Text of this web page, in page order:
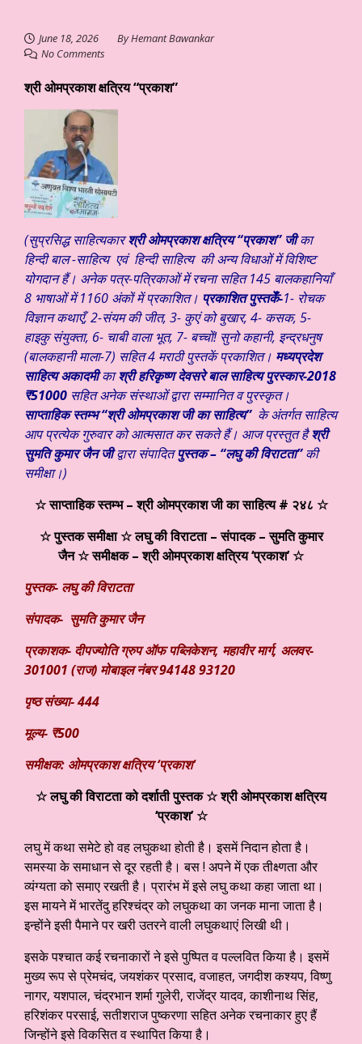
June 18, 2026 ByHemant Bawankar
No Comments
श्री ओमप्रकाश क्षत्रिय “प्रकाश”
(सुप्रसिद्ध साहित्यकारश्री ओमप्रकाश क्षत्रिय “प्रकाश” जी का
हिन्दी बाल -साहित्य एवं हिन्दी साहित्य की अन्य विधाओं में विशिष्ट
योगदान हैं। अनेक पत्र-पत्रिकाओं में रचना सहित 145 बालकहानियाँ
8 भाषाओं में 1160 अंकों में प्रकाशित। प्रकाशित पुस्तकेँ-1- रोचक
विज्ञान कथाएँ, 2-संयम की जीत, 3- कुएं को बुखार, 4- कसक, 5-
हाइकु संयुक्ता, 6- चाबी वाला भूत, 7- बच्चों! सुनो कहानी, इन्द्रधनुष
(बालकहानी माला-7) सहित 4 मराठी पुस्तकें प्रकाशित। मध्यप्रदेश
साहित्य अकादमीकाश्री हरिकृष्ण देवसरे बाल साहित्य पुरस्कार-2018
₹51000 सहित अनेक संस्थाओं द्वारा सम्मानित व पुरस्कृत।
साप्ताहिक स्तम्भ “श्री ओमप्रकाश जी का साहित्य” के अंतर्गत साहित्य
आप प्रत्येक गुरुवार को आत्मसात कर सकते हैं। आज प्रस्तुत हैश्री
सुमति कुमार जैन जीद्वारा संपादितपुस्तक – “लघु की विराटता”की
समीक्षा।)
☆ साप्ताहिक स्तम्भ – श्री ओमप्रकाश जी का साहित्य # २४८ ☆
☆ पुस्तक समीक्षा ☆लघु की विराटता – संपादक – सुमति कुमार
जैन☆ समीक्षक – श्री ओमप्रकाश क्षत्रिय ‘प्रकाश’☆
पुस्तक- लघु की विराटता
संपादक- सुमति कुमार जैन
प्रकाशक- दीपज्योति ग्रुप ऑफ पब्लिकेशन, महावीर मार्ग, अलवर-
301001 (राज) मोबाइल नंबर 94148 93120
पृष्ठ संख्या- 444
मूल्य- ₹500
समीक्षक: ओमप्रकाश क्षत्रिय‘प्रकाश‘
☆ लघु की विराटता को दर्शाती पुस्तक ☆ श्री ओमप्रकाश क्षत्रिय
‘प्रकाश’ ☆
लघु में कथा समेटे हो वह लघुकथा होती है। इसमें निदान होता है।
समस्या के समाधान से दूर रहती है। बस ! अपने में एक तीक्ष्णता और
व्यंग्यता को समाए रखती है। प्रारंभ में इसे लघु कथा कहा जाता था।
इस मायने में भारतेंदु हरिश्चंद्र को लघुकथा का जनक माना जाता है।
इन्होंने इसी पैमाने पर खरी उतरने वाली लघुकथाएं लिखी थी।
इसके पश्चात कई रचनाकारों ने इसे पुष्पित व पल्लवित किया है। इसमें
मुख्य रूप से प्रेमचंद, जयशंकर प्रसाद, वजाहत, जगदीश कश्यप, विष्णु
नागर, यशपाल, चंद्रभान शर्मा गुलेरी, राजेंद्र यादव, काशीनाथ सिंह,
हरिशंकर परसाई, सतीशराज पुष्करणा सहित अनेक रचनाकार हुए हैं
जिन्होंने इसे विकसित व स्थापित किया है।